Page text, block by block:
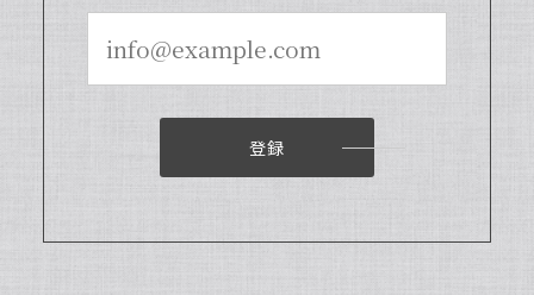
ニラピューレを使用した世界中のお菓子
レシピも100種類以上ご紹介しておりま
すので、もしご興味ございましたら、ぜ
ひチェックしてみてくださいませ。また
機会がございましたら、当店をよろしく
お願い申し上げます。
【本数多いほど1本価格がお得！】【ブルボン種Sグレード・バニラビーンズ・20本】
登録